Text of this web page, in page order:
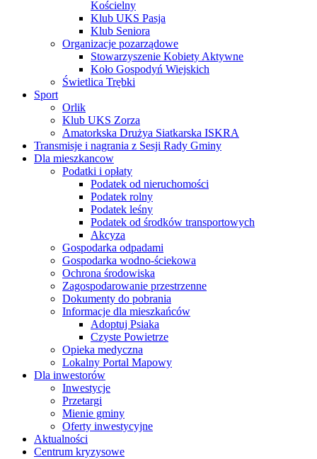
Kościelny
Klub UKS Pasja
Klub Seniora
Organizacje pozarządowe
Stowarzyszenie Kobiety Aktywne
Koło Gospodyń Wiejskich
Świetlica Trębki
Sport
Orlik
Klub UKS Zorza
Amatorkska Drużya Siatkarska ISKRA
Transmisje i nagrania z Sesji Rady Gminy
Dla mieszkancow
Podatki i opłaty
Podatek od nieruchomości
Podatek rolny
Podatek leśny
Podatek od środków transportowych
Akcyza
Gospodarka odpadami
Gospodarka wodno-ściekowa
Ochrona środowiska
Zagospodarowanie przestrzenne
Dokumenty do pobrania
Informacje dla mieszkańców
Adoptuj Psiaka
Czyste Powietrze
Opieka medyczna
Lokalny Portal Mapowy
Dla inwestorów
Inwestycje
Przetargi
Mienie gminy
Oferty inwestycyjne
Aktualności
Centrum kryzysowe